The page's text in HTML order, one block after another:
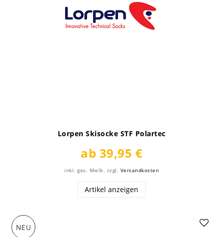
Lorpen Skisocke STF Polartec
ab 39,95 €
inkl. ges. MwSt. zzgl. Versandkosten
Artikel anzeigen
NEU